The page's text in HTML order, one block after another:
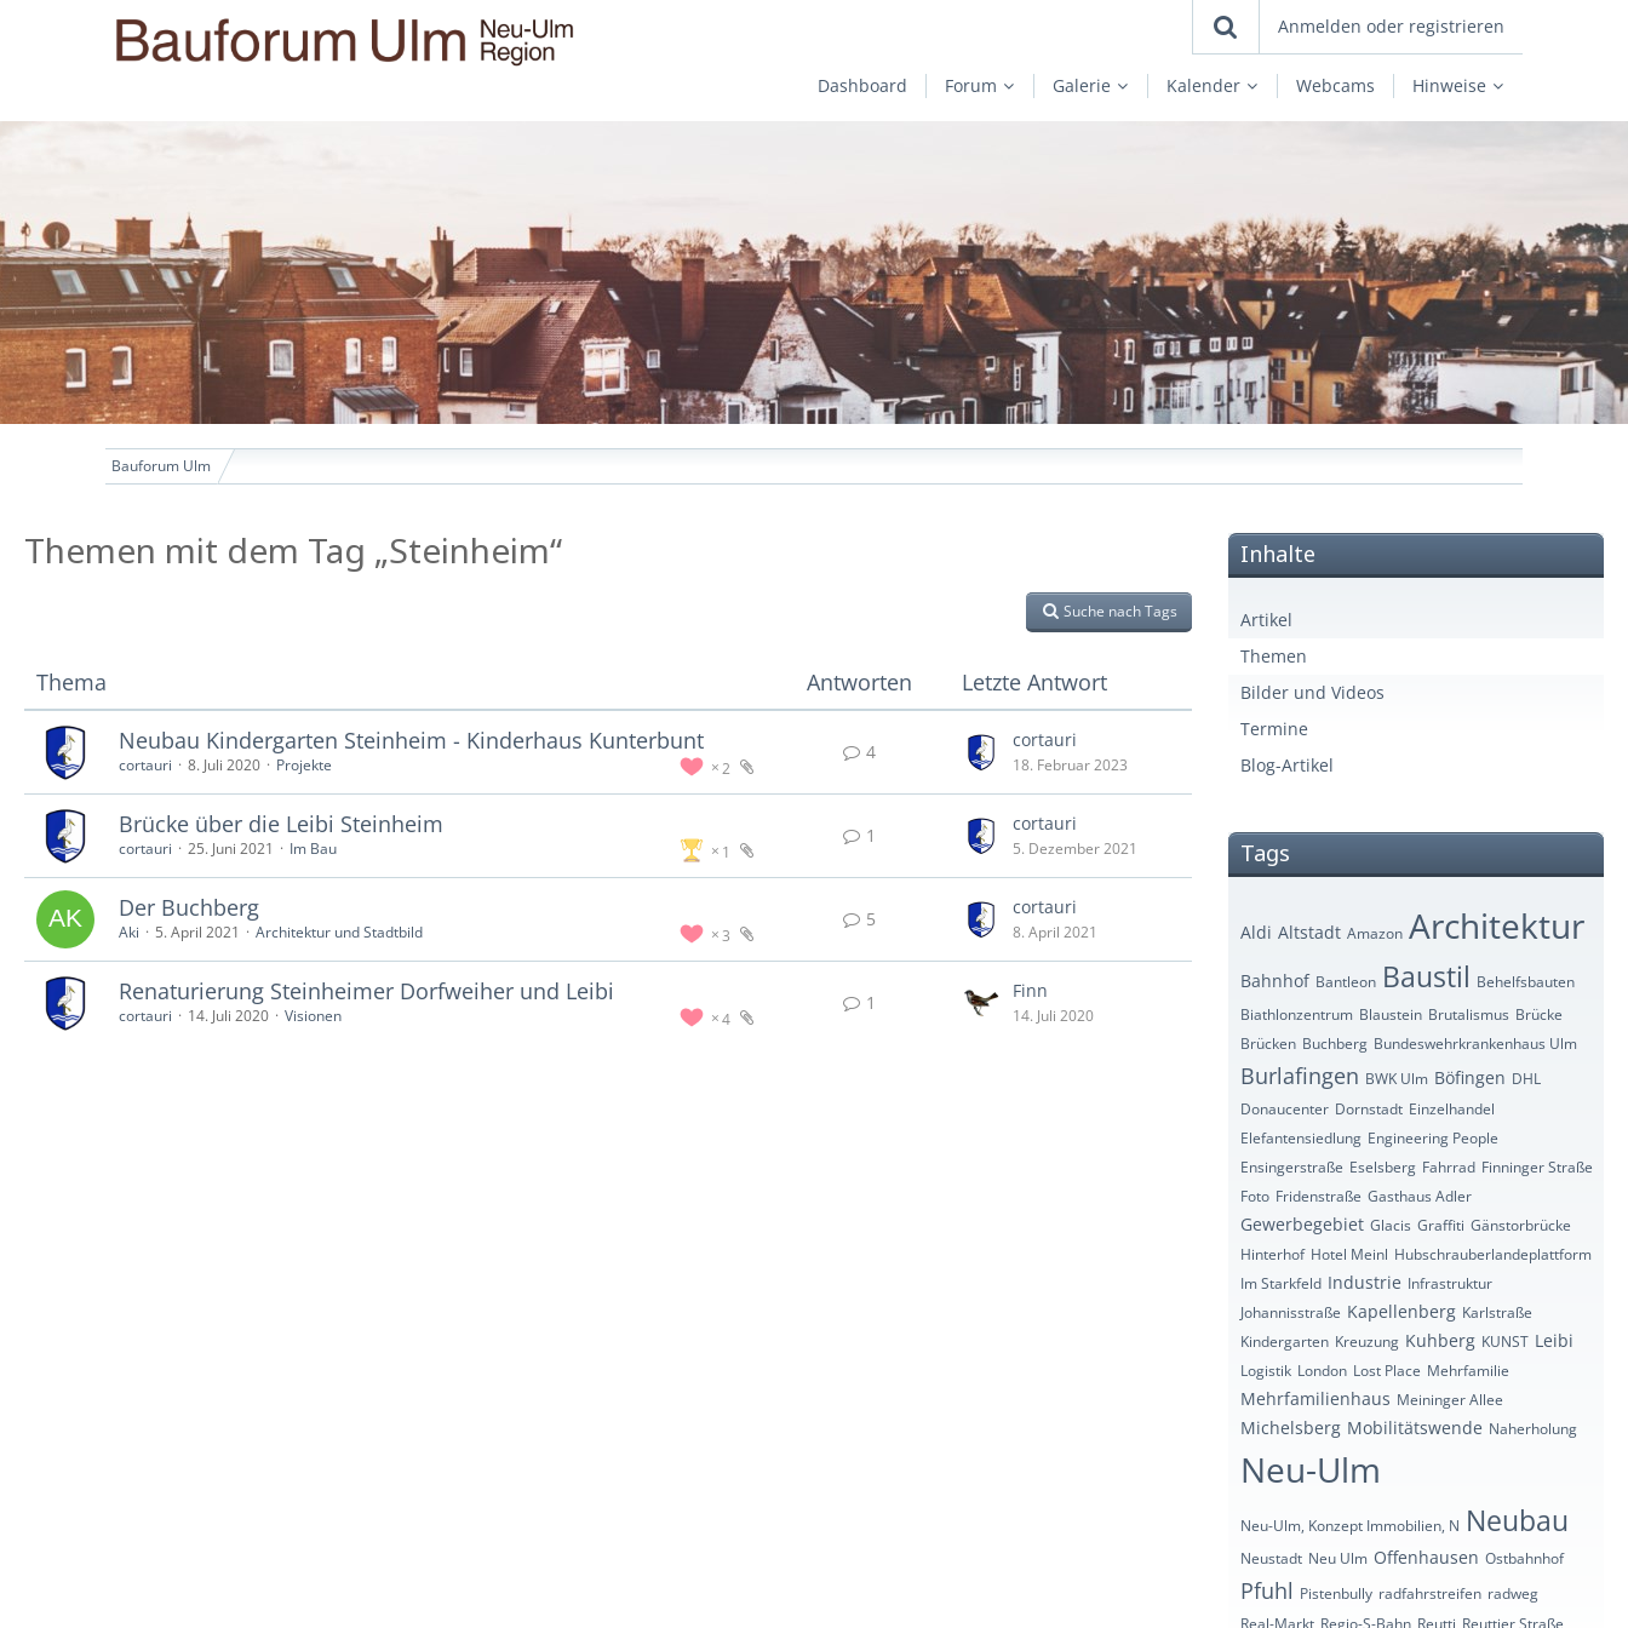
Dashboard Forum Galerie Kalender Webcams Hinweise
Anmelden oder registrieren
Bauforum Ulm
Themen mit dem Tag „Steinheim“
Suche nach Tags
Thema Antworten
Letzte Antwort
Neubau Kindergarten Steinheim - Kinderhaus Kunterbunt
2
cortauri 8. Juli 2020 Projekte
4
cortauri
18. Februar 2023
Brücke über die Leibi Steinheim
1
cortauri 25. Juni 2021 Im Bau
1
cortauri
5. Dezember 2021
Der Buchberg
3
Aki 5. April 2021 Architektur und Stadtbild
5
cortauri
8. April 2021
Renaturierung Steinheimer Dorfweiher und Leibi
4
cortauri 14. Juli 2020 Visionen
1
Finn
14. Juli 2020
Inhalte
Artikel
Themen
Bilder und Videos
Termine
Blog-Artikel
Tags
Aldi Altstadt Amazon Architektur
Bahnhof Bantleon Baustil Behelfsbauten
Biathlonzentrum Blaustein Brutalismus Brücke
Brücken Buchberg Bundeswehrkrankenhaus Ulm
Burlafingen BWK Ulm Böfingen DHL
Donaucenter Dornstadt Einzelhandel
Elefantensiedlung Engineering People
Ensingerstraße Eselsberg Fahrrad Finninger Straße
Foto Fridenstraße Gasthaus Adler
Gewerbegebiet Glacis Graffiti Gänstorbrücke
Hinterhof Hotel Meinl Hubschrauberlandeplattform
Im Starkfeld Industrie Infrastruktur
Johannisstraße Kapellenberg Karlstraße
Kindergarten Kreuzung Kuhberg KUNST Leibi
Logistik London Lost Place Mehrfamilie
Mehrfamilienhaus Meininger Allee
Michelsberg Mobilitätswende Naherholung
Neu-Ulm
Neu-Ulm, Konzept Immobilien, N Neubau
Neustadt Neu Ulm Offenhausen Ostbahnhof
Pfuhl Pistenbully radfahrstreifen radweg
Real-Markt Regio-S-Bahn Reutti Reuttier Straße